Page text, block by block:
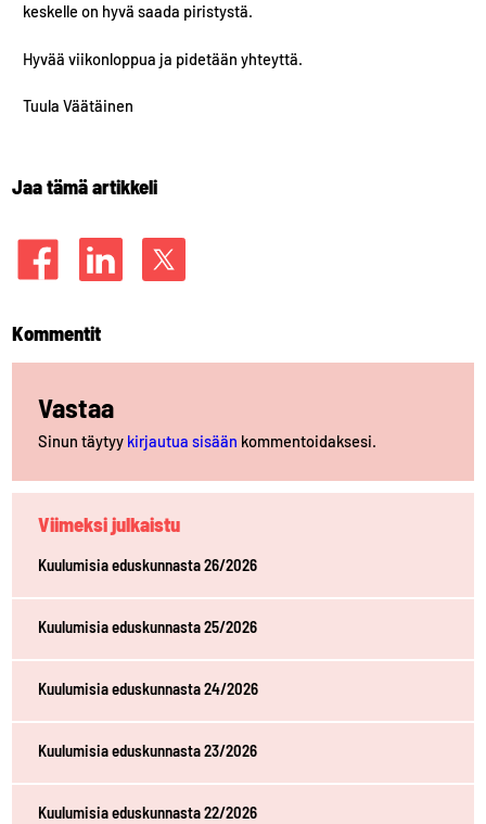
keskelle on hyvä saada piristystä.
Hyvää viikonloppua ja pidetään yhteyttä.
Tuula Väätäinen
Jaa tämä artikkeli
Kommentit
Vastaa
Sinun täytyy kirjautua sisään kommentoidaksesi.
Viimeksi julkaistu
Kuulumisia eduskunnasta 26/2026
Kuulumisia eduskunnasta 25/2026
Kuulumisia eduskunnasta 24/2026
Kuulumisia eduskunnasta 23/2026
Kuulumisia eduskunnasta 22/2026